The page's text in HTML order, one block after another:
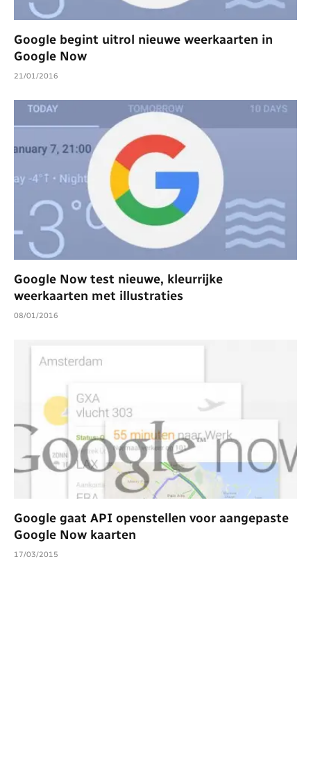
Google begint uitrol nieuwe weerkaarten in
Google Now
21/01/2016
Google Now test nieuwe, kleurrijke
weerkaarten met illustraties
08/01/2016
Google gaat API openstellen voor aangepaste
Google Now kaarten
17/03/2015